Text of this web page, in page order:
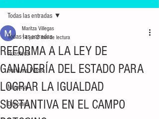
Todas las entradas
Huasteca
San Luis Potosí
Nacional
Deportes
Todas las entradas
REFORMA A LA LEY DE
GANADERÍA DEL ESTADO PARA
LOGRAR LA IGUALDAD
SUSTANTIVA EN EL CAMPO
Maritza Villegas
14 jun2 min de lectura